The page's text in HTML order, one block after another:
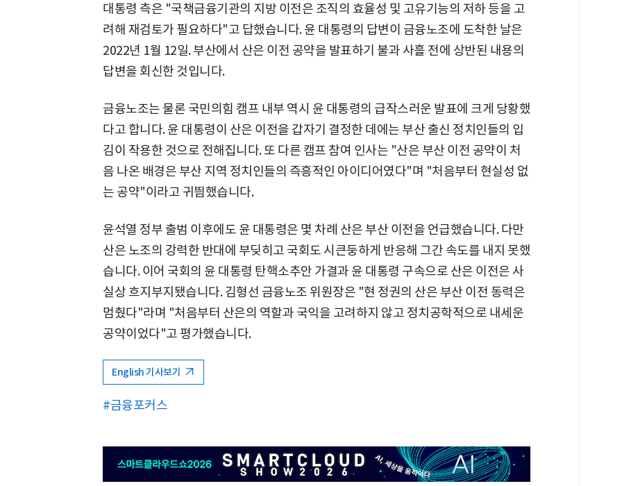
대통령 측은 "국책금융기관의 지방 이전은 조직의 효율성 및 고유기능의 저하 등을 고
려해 재검토가 필요하다"고 답했습니다. 윤 대통령의 답변이 금융노조에 도착한 날은
2022년 1월 12일. 부산에서 산은 이전 공약을 발표하기 불과 사흘 전에 상반된 내용의
답변을 회신한 것입니다.
금융노조는 물론 국민의힘 캠프 내부 역시 윤 대통령의 급작스러운 발표에 크게 당황했
다고 합니다. 윤 대통령이 산은 이전을 갑자기 결정한 데에는 부산 출신 정치인들의 입
김이 작용한 것으로 전해집니다. 또 다른 캠프 참여 인사는 "산은 부산 이전 공약이 처
음 나온 배경은 부산 지역 정치인들의 즉흥적인 아이디어였다"며 "처음부터 현실성 없
는 공약"이라고 귀띔했습니다.
윤석열 정부 출범 이후에도 윤 대통령은 몇 차례 산은 부산 이전을 언급했습니다. 다만
산은 노조의 강력한 반대에 부딪히고 국회도 시큰둥하게 반응해 그간 속도를 내지 못했
습니다. 이어 국회의 윤 대통령 탄핵소추안 가결과 윤 대통령 구속으로 산은 이전은 사
실상 흐지부지됐습니다. 김형선 금융노조 위원장은 "현 정권의 산은 부산 이전 동력은
멈췄다"라며 "처음부터 산은의 역할과 국익을 고려하지 않고 정치공학적으로 내세운
공약이었다"고 평가했습니다.
English 기사보기
#금융포커스